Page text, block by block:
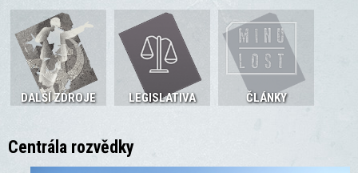
DALŠÍ ZDROJE LEGISLATIVA ČLÁNKY
Centrála rozvědky